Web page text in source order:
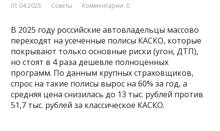
01.04.2025 Советы Комментарии: 0
В 2025 году российские автовладельцы массово
переходят на усечённые полисы КАСКО, которые
покрывают только основные риски (угон, ДТП),
но стоят в 4 раза дешевле полноценных
программ. По данным крупных страховщиков,
спрос на такие полисы вырос на 60% за год, а
средняя цена снизилась до 13 тыс. рублей против
51,7 тыс. рублей за классическое КАСКО.